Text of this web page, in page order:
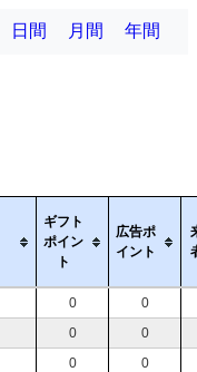
日間 月間 年間
ギフト
ポイン
ト
広告ポ
イント
0
0
0
0
0
0